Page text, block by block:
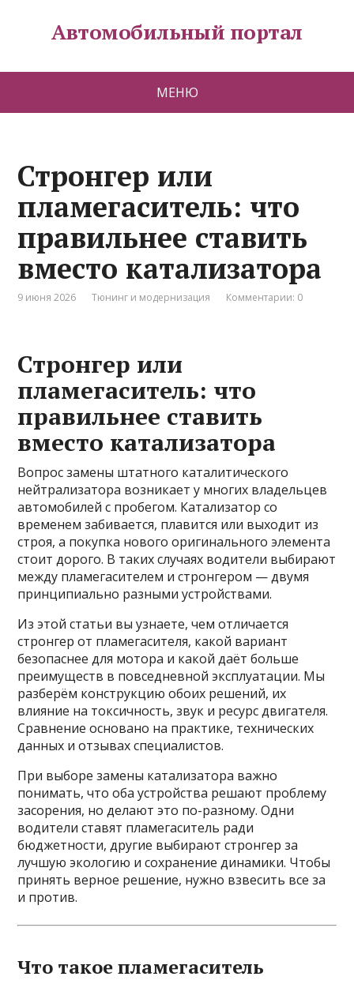
Автомобильный портал
МЕНЮ
Стронгер или
пламегаситель: что
правильнее ставить
вместо катализатора
9 июня 2026 Тюнинг и модернизация Комментарии: 0
Стронгер или
пламегаситель: что
правильнее ставить
вместо катализатора
Вопрос замены штатного каталитического
нейтрализатора возникает у многих владельцев
автомобилей с пробегом. Катализатор со
временем забивается, плавится или выходит из
строя, а покупка нового оригинального элемента
стоит дорого. В таких случаях водители выбирают
между пламегасителем и стронгером — двумя
принципиально разными устройствами.
Из этой статьи вы узнаете, чем отличается
стронгер от пламегасителя, какой вариант
безопаснее для мотора и какой даёт больше
преимуществ в повседневной эксплуатации. Мы
разберём конструкцию обоих решений, их
влияние на токсичность, звук и ресурс двигателя.
Сравнение основано на практике, технических
данных и отзывах специалистов.
При выборе замены катализатора важно
понимать, что оба устройства решают проблему
засорения, но делают это по-разному. Одни
водители ставят пламегаситель ради
бюджетности, другие выбирают стронгер за
лучшую экологию и сохранение динамики. Чтобы
принять верное решение, нужно взвесить все за
и против.
Что такое пламегаситель